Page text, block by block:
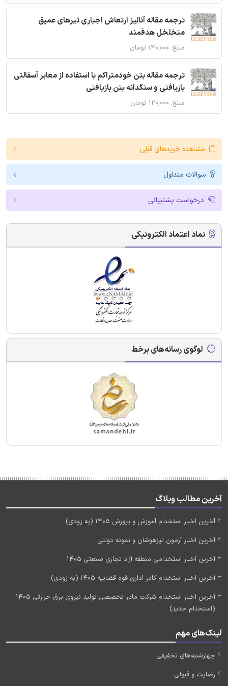
ترجمه مقاله آنالیز ارتعاش اجباری تیرهای عمیق
متخلخل هدفمند
مبلغ: ۱۴۰,۰۰۰ تومان
ترجمه مقاله بتن خودمتراکم با استفاده از معابر آسفالتی
بازیافتی و سنگدانه بتن بازیافتی
مبلغ: ۱۲۰,۰۰۰ تومان
مشاهده خریدهای قبلی
سوالات متداول
درخواست پشتیبانی
نماد اعتماد الکترونیکی
لوگوی رسانه‌های برخط
آخرین مطالب وبلاگ
آخرین اخبار استخدام آموزش و پرورش 1405 (به زودی)
آخرین اخبار آزمون تیزهوشان و نمونه دولتی
آخرین اخبار استخدامی منطقه آزاد تجاری صنعتی 1405
آخرین اخبار استخدام کادر اداری قوه قضاییه 1405 (به زودی)
آخرین اخبار استخدام شرکت مادر تخصصی تولید نیروی برق حرارتی 1405
(استخدام جدید)
لینک‌های مهم
چهارشنبه‌های تخفیفی
رضایت و قبولی